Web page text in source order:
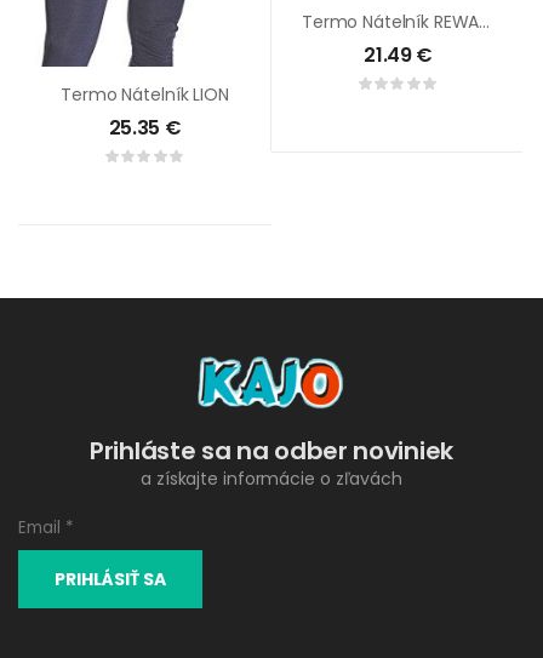
Termo Nátelník LION
25.35 €
Termo Nátelník REWARD Dámsky
21.49€
Prihláste sa na odber noviniek
a získajte informácie o zľavách